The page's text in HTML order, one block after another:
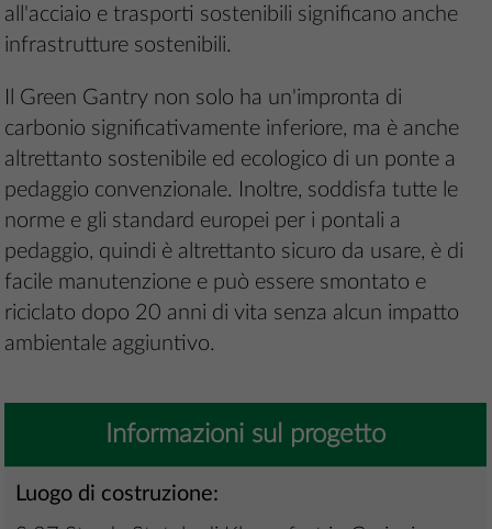
all'acciaio e trasporti sostenibili significano anche
infrastrutture sostenibili.
Il Green Gantry non solo ha un'impronta di
carbonio significativamente inferiore, ma è anche
altrettanto sostenibile ed ecologico di un ponte a
pedaggio convenzionale. Inoltre, soddisfa tutte le
norme e gli standard europei per i pontali a
pedaggio, quindi è altrettanto sicuro da usare, è di
facile manutenzione e può essere smontato e
riciclato dopo 20 anni di vita senza alcun impatto
ambientale aggiuntivo.
Informazioni sul progetto
Luogo di costruzione: